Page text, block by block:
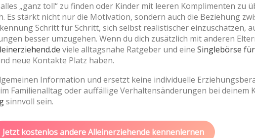
„ganz toll“ zu finden oder Kinder mit leeren Komplimenten zu
Es stärkt nicht nur die Motivation, sondern auch die Beziehung
Schritt für Schritt, sich selbst realistischer einzuschätzen,
besser umzugehen. Wenn du dich zusätzlich mit anderen
viele alltagsnahe Ratgeber und eine Singlebörse
neue Kontakte Platz haben.
Information und ersetzt keine individuelle
Familienalltag oder auffällige Verhaltensänderungen bei deinem
sinnvoll sein.
Jetzt kostenlos andere Alleinerziehende kennenlernen